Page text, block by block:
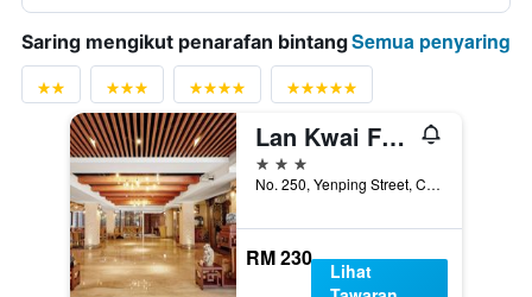
Saring mengikut penarafan bintangSemua penyaring
Lan Kwai Fong Garden Hotel
3 bintang
No. 250, Yenping Street, Chiayi City, Taiwan
RM 230
Lihat